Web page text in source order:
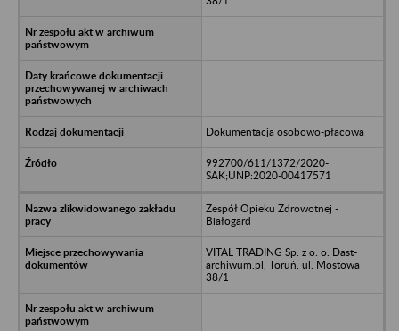
Dokumentacja osobowo-płacowa
992700/611/1372/2020-
SAK;UNP:2020-00417571
Zespół Opieku Zdrowotnej -
Białogard
VITAL TRADING Sp. z o. o. Dast-
archiwum.pl, Toruń, ul. Mostowa
38/1